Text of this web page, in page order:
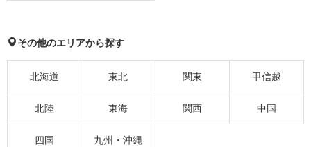
その他のエリアから探す
北海道 東北 関東 甲信越
北陸 東海 関西 中国
四国 九州・沖縄